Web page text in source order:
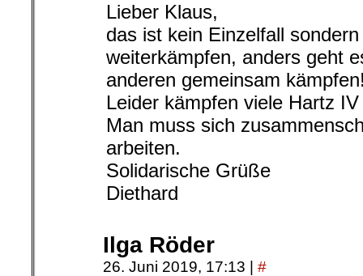
Lieber Klaus,
das ist kein Einzelfall
weiterkämpfen, anders geht
anderen gemeinsam
Leider kämpfen viele Hartz
Man muss sich
arbeiten.
Solidarische Grüße
Diethard
Ilga Röder
26. Juni 2019, 17:13 #